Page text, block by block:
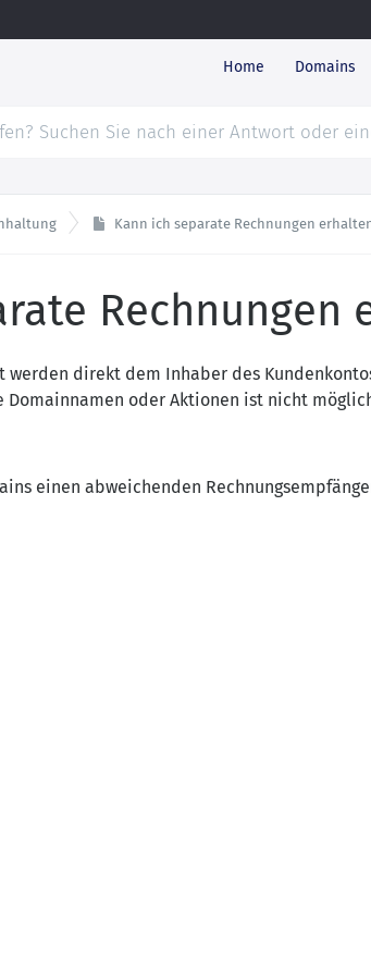
Home Domains
Kann ich separate Rechnungen
Rechnungen
werden direkt dem Inhaber des
oder Aktionen ist nicht
einen abweichenden